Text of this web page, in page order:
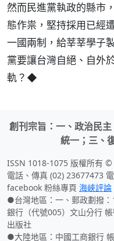
然而民進黨執政的縣市
態作祟，堅持採用已經
一國兩制，給莘莘學子
黨要讓台灣自絕、自外
軌？◆
創刊宗旨：一、政治民
統一；三、
ISSN 1018-1075 版權所有
電話、傳真 (02) 23677473
facebook 粉絲專頁 海峽評論
●台灣地區：一、郵政劃撥
銀行（代號005）文山分行
出版社
●大陸地區：中國工商銀行